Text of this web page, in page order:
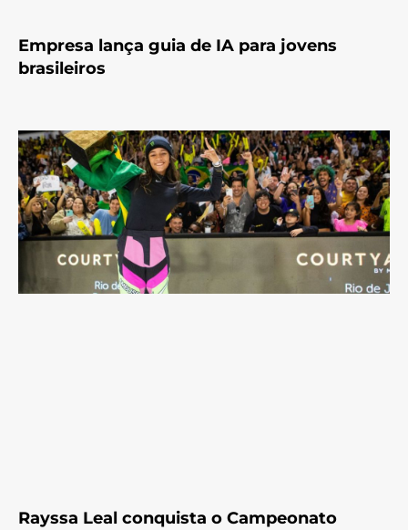
Empresa lança guia de IA para jovens
brasileiros
Rayssa Leal conquista o Campeonato